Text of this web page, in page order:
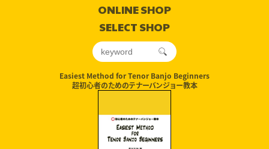
ONLINE SHOP
SELECT SHOP
Easiest Method for Tenor Banjo Beginners
超初心者のためのテナーバンジョー教本